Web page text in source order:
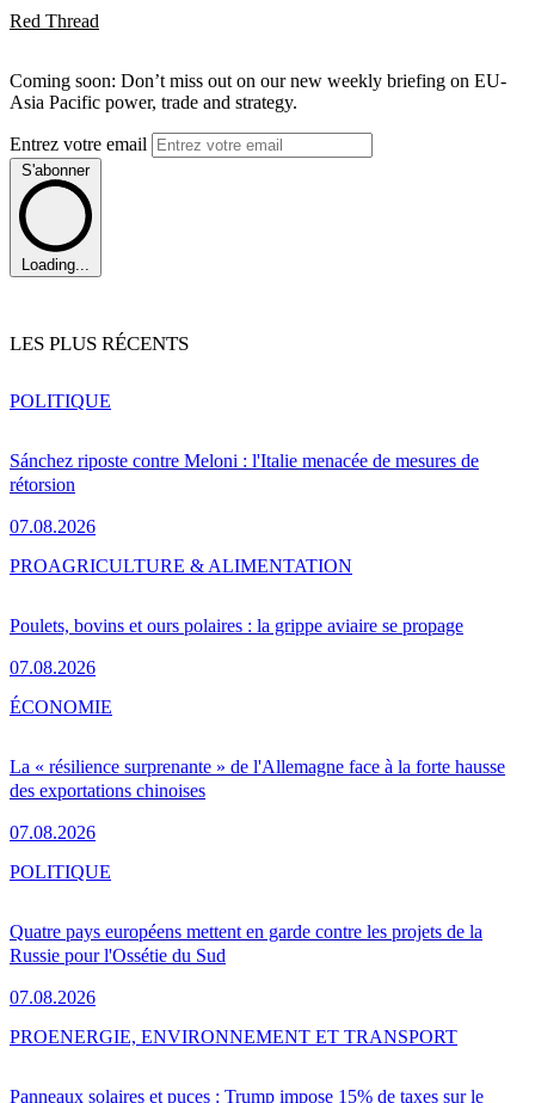
Red Thread
Coming soon: Don’t miss out on our new weekly briefing on EU-
Asia Pacific power, trade and strategy.
Entrez votre email
S'abonner
Loading...
LES PLUS RÉCENTS
Sánchez riposte contre Meloni : l'Italie menacée de mesures de
rétorsion
07.08.2026
POLITIQUE
Poulets, bovins et ours polaires : la grippe aviaire se propage
07.08.2026
PROAGRICULTURE & ALIMENTATION
La « résilience surprenante » de l'Allemagne face à la forte hausse
des exportations chinoises
07.08.2026
ÉCONOMIE
Quatre pays européens mettent en garde contre les projets de la
Russie pour l'Ossétie du Sud
07.08.2026
POLITIQUE
Panneaux solaires et puces : Trump impose 15% de taxes sur le
PROENERGIE, ENVIRONNEMENT ET TRANSPORT